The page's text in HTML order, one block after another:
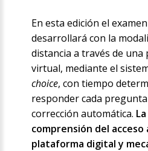
En esta edición el
desarrollará con la
distancia a través de
virtual, mediante el
choice, con tiempo
responder cada
corrección automática. La
comprensión del acceso
plataforma digital y